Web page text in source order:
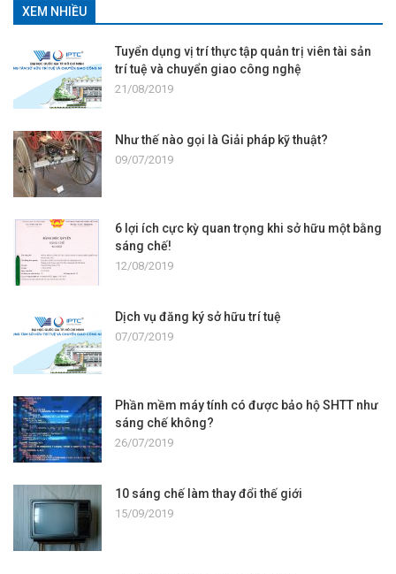
XEM NHIỀU
Tuyển dụng vị trí thực tập quản trị viên tài sản
trí tuệ và chuyển giao công nghệ
21/08/2019
Như thế nào gọi là Giải pháp kỹ thuật?
09/07/2019
6 lợi ích cực kỳ quan trọng khi sở hữu một bằng
sáng chế!
12/08/2019
Dịch vụ đăng ký sở hữu trí tuệ
07/07/2019
Phần mềm máy tính có được bảo hộ SHTT như
sáng chế không?
26/07/2019
10 sáng chế làm thay đổi thế giới
15/09/2019